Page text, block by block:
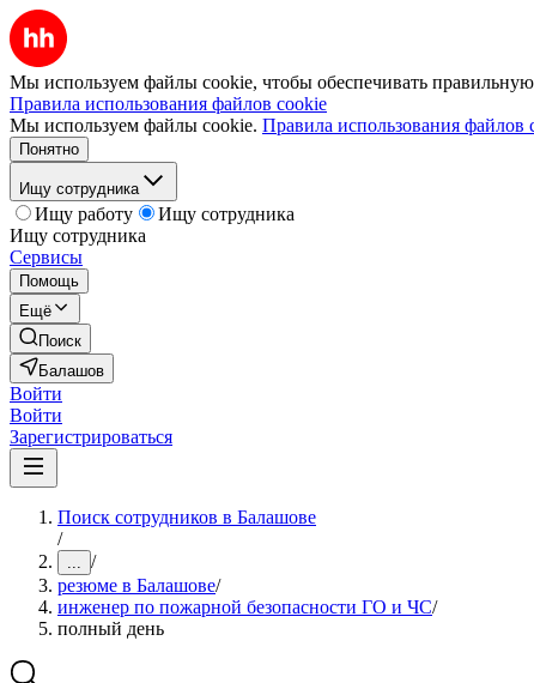
Мы используем файлы cookie, чтобы обеспечивать правильную
Правила использования файлов cookie
Мы используем файлы cookie. Правила использования файлов
Понятно
Ищу сотрудника
Ищу работу
Ищу сотрудника
Ищу сотрудника
Сервисы
Помощь
Ещё
Поиск
Балашов
Войти
Войти
Зарегистрироваться
Поиск сотрудников в Балашове
/
... /
резюме в Балашове/
инженер по пожарной безопасности ГО и ЧС/
полный день